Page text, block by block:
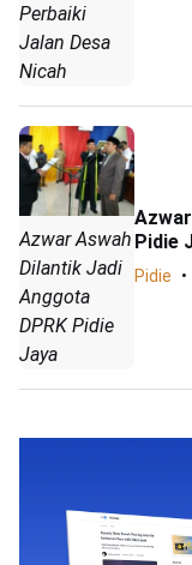
Perbaiki
Jalan Desa
Nicah
Azwar Aswah
Dilantik Jadi
Anggota
DPRK Pidie
Jaya
Pidie
Pidie